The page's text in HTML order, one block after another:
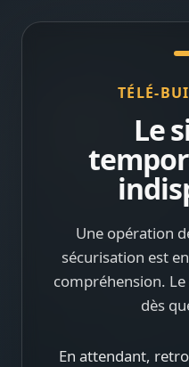
TÉLÉ-
Le
Une opération
sécurisation est
compréhension.
dès
En attendant,